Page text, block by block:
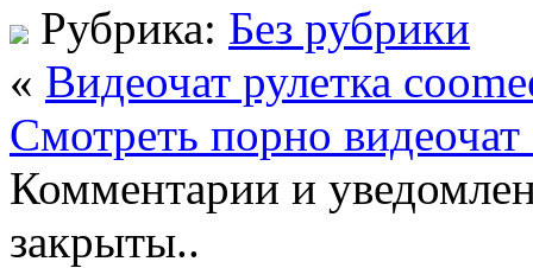
Рубрика: Без рубрики
« Видеочат рулетка
Смотреть порно видеочат
Комментарии и
закрыты..